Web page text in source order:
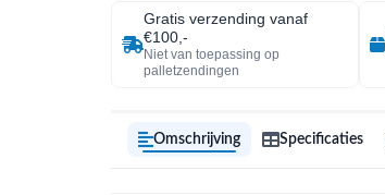
Gratis verzending vanaf
€100,-
Niet van toepassing op
palletzendingen
Omschrijving Specificaties